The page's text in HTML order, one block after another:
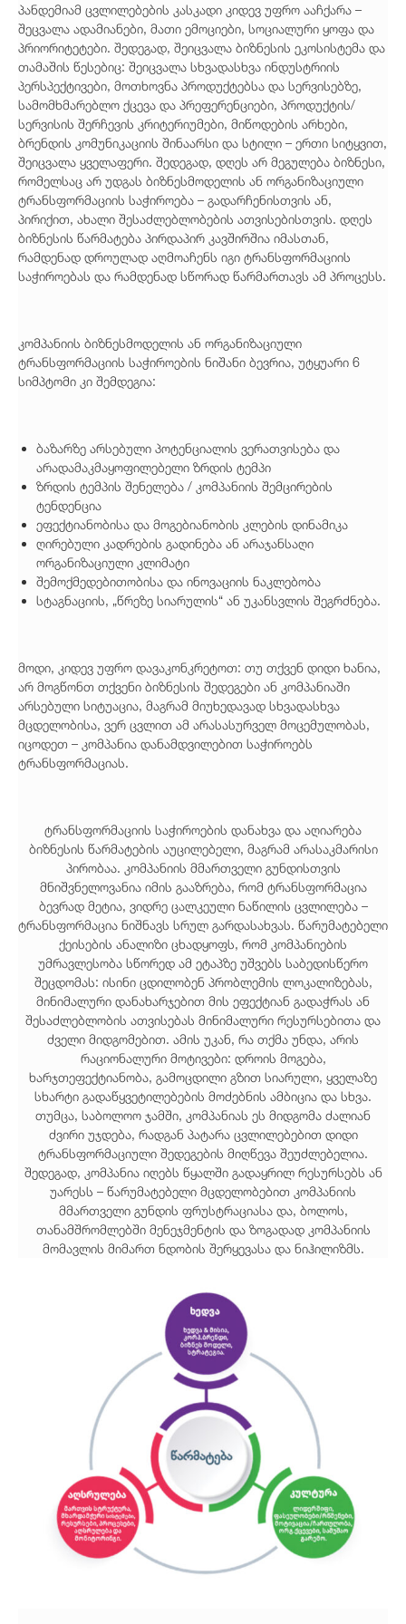
პანდემიამ ცვლილებების კასკადი კიდევ უფრო ააჩქარა –
შეცვალა ადამიანები, მათი ემოციები, სოციალური ყოფა და
პრიორიტეტები. შედეგად, შეიცვალა ბიზნესის ეკოსისტემა და
თამაშის წესებიც: შეიცვალა სხვადასხვა ინდუსტრიის
პერსპექტივები, მოთხოვნა პროდუქტებსა და სერვისებზე,
სამომხმარებლო ქცევა და პრეფერენციები, პროდუქტის/
სერვისის შერჩევის კრიტერიუმები, მიწოდების არხები,
ბრენდის კომუნიკაციის შინაარსი და სტილი – ერთი სიტყვით,
შეიცვალა ყველაფერი. შედეგად, დღეს არ მეგულება ბიზნესი,
რომელსაც არ უდგას ბიზნესმოდელის ან ორგანიზაციული
ტრანსფორმაციის საჭიროება – გადარჩენისთვის ან,
პირიქით, ახალი შესაძლებლობების ათვისებისთვის. დღეს
ბიზნესის წარმატება პირდაპირ კავშირშია იმასთან,
რამდენად დროულად აღმოაჩენს იგი ტრანსფორმაციის
საჭიროებას და რამდენად სწორად წარმართავს ამ პროცესს.
კომპანიის ბიზნესმოდელის ან ორგანიზაციული
ტრანსფორმაციის საჭიროების ნიშანი ბევრია, უტყუარი 6
სიმპტომი კი შემდეგია:
ბაზარზე არსებული პოტენციალის ვერათვისება და
არადამაკმაყოფილებელი ზრდის ტემპი
ზრდის ტემპის შენელება / კომპანიის შემცირების
ტენდენცია
ეფექტიანობისა და მოგებიანობის კლების დინამიკა
ღირებული კადრების გადინება ან არაჯანსაღი
ორგანიზაციული კლიმატი
შემოქმედებითობისა და ინოვაციის ნაკლებობა
სტაგნაციის, „წრეზე სიარულის“ ან უკანსვლის შეგრძნება.
მოდი, კიდევ უფრო დავაკონკრეტოთ: თუ თქვენ დიდი ხანია,
არ მოგწონთ თქვენი ბიზნესის შედეგები ან კომპანიაში
არსებული სიტუაცია, მაგრამ მიუხედავად სხვადასხვა
მცდელობისა, ვერ ცვლით ამ არასასურველ მოცემულობას,
იცოდეთ – კომპანია დანამდვილებით საჭიროებს
ტრანსფორმაციას.
ტრანსფორმაციის საჭიროების დანახვა და აღიარება
ბიზნესის წარმატების აუცილებელი, მაგრამ არასაკმარისი
პირობაა. კომპანიის მმართველი გუნდისთვის
მნიშვნელოვანია იმის გააზრება, რომ ტრანსფორმაცია
ბევრად მეტია, ვიდრე ცალკეული ნაწილის ცვლილება –
ტრანსფორმაცია ნიშნავს სრულ გარდასახვას. წარუმატებელი
ქეისების ანალიზი ცხადყოფს, რომ კომპანიების
უმრავლესობა სწორედ ამ ეტაპზე უშვებს საბედისწერო
შეცდომას: ისინი ცდილობენ პრობლემის ლოკალიზებას,
მინიმალური დანახარჯებით მის ეფექტიან გადაჭრას ან
შესაძლებლობის ათვისებას მინიმალური რესურსებითა და
ძველი მიდგომებით. ამის უკან, რა თქმა უნდა, არის
რაციონალური მოტივები: დროის მოგება,
ხარჯთეფექტიანობა, გამოცდილი გზით სიარული, ყველაზე
სხარტი გადაწყვეტილებების მოძებნის ამბიცია და სხვა.
თუმცა, საბოლოო ჯამში, კომპანიას ეს მიდგომა ძალიან
ძვირი უჯდება, რადგან პატარა ცვლილებებით დიდი
ტრანსფორმაციული შედეგების მიღწევა შეუძლებელია.
შედეგად, კომპანია იღებს წყალში გადაყრილ რესურსებს ან
უარესს – წარუმატებელი მცდელობებით კომპანიის
მმართველი გუნდის ფრუსტრაციასა და, ბოლოს,
თანამშრომლებში მენეჯმენტის და ზოგადად კომპანიის
მომავლის მიმართ ნდობის შერყევასა და ნიჰილიზმს.